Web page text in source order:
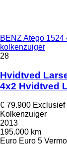
BENZ Atego
kolkenzuiger
28
Hvidtved
4x2 Hvidtved
€ 79.900 Exclusief
Kolkenzuiger
2013
195.000 km
Euro Euro 5